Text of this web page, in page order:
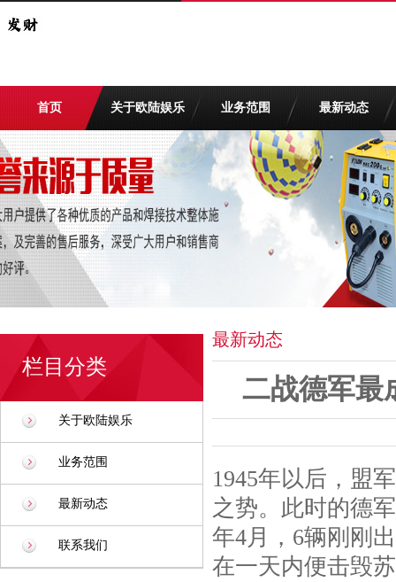
首页 关于欧陆娱乐 业务范围 最新动态
栏目分类
关于欧陆娱乐
业务范围
最新动态
联系我们
最新动态
二战德军最
1945年以后，盟
之势。此时的德
年4月，6辆刚刚
在一天内便击毁